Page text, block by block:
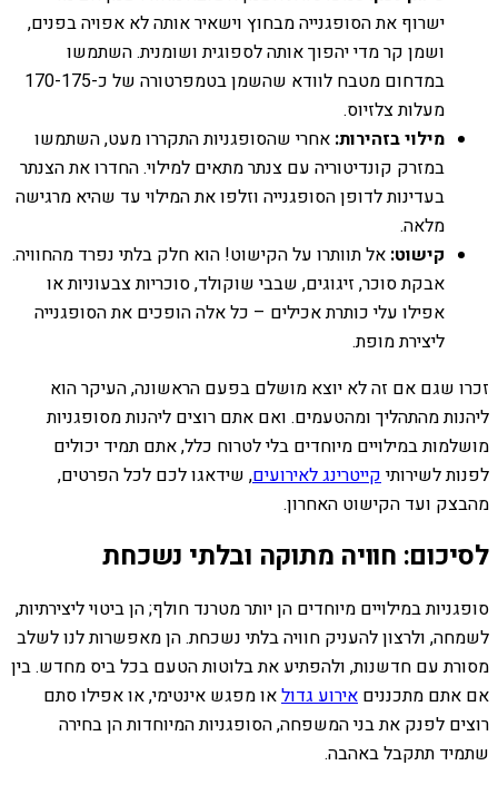
ישרוף את הסופגנייה מבחוץ וישאיר אותה לא אפויה בפנים,
ושמן קר מדי יהפוך אותה לספוגית ושומנית. השתמשו
במדחום מטבח לוודא שהשמן בטמפרטורה של כ-170-175
מעלות צלזיוס.
מילוי בזהירות: אחרי שהסופגניות התקררו מעט, השתמשו
במזרק קונדיטוריה עם צנתר מתאים למילוי. החדרו את הצנתר
בעדינות לדופן הסופגנייה וזלפו את המילוי עד שהיא מרגישה
מלאה.
קישוט: אל תוותרו על הקישוט! הוא חלק בלתי נפרד מהחוויה.
אבקת סוכר, זיגוגים, שבבי שוקולד, סוכריות צבעוניות או
אפילו עלי כותרת אכילים – כל אלה הופכים את הסופגנייה
ליצירת מופת.
זכרו שגם אם זה לא יוצא מושלם בפעם הראשונה, העיקר הוא
ליהנות מהתהליך ומהטעמים. ואם אתם רוצים ליהנות מסופגניות
מושלמות במילויים מיוחדים בלי לטרוח כלל, אתם תמיד יכולים
לפנות לשירותיקייטרינג לאירועים, שידאגו לכם לכל הפרטים,
מהבצק ועד הקישוט האחרון.
לסיכום: חוויה מתוקה ובלתי נשכחת
סופגניות במילויים מיוחדים הן יותר מטרנד חולף; הן ביטוי ליצירתיות,
לשמחה, ולרצון להעניק חוויה בלתי נשכחת. הן מאפשרות לנו לשלב
מסורת עם חדשנות, ולהפתיע את בלוטות הטעם בכל ביס מחדש. בין
אם אתם מתכננים אירוע גדולאו מפגש אינטימי, או אפילו סתם
רוצים לפנק את בני המשפחה, הסופגניות המיוחדות הן בחירה
שתמיד תתקבל באהבה.